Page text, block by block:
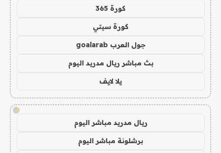
كورة 365
كورة سيتي
جول العرب goalarab
بث مباشر ريال مدريد اليوم
يلا لايف
!
ريال مدريد مباشر اليوم
برشلونة مباشر اليوم